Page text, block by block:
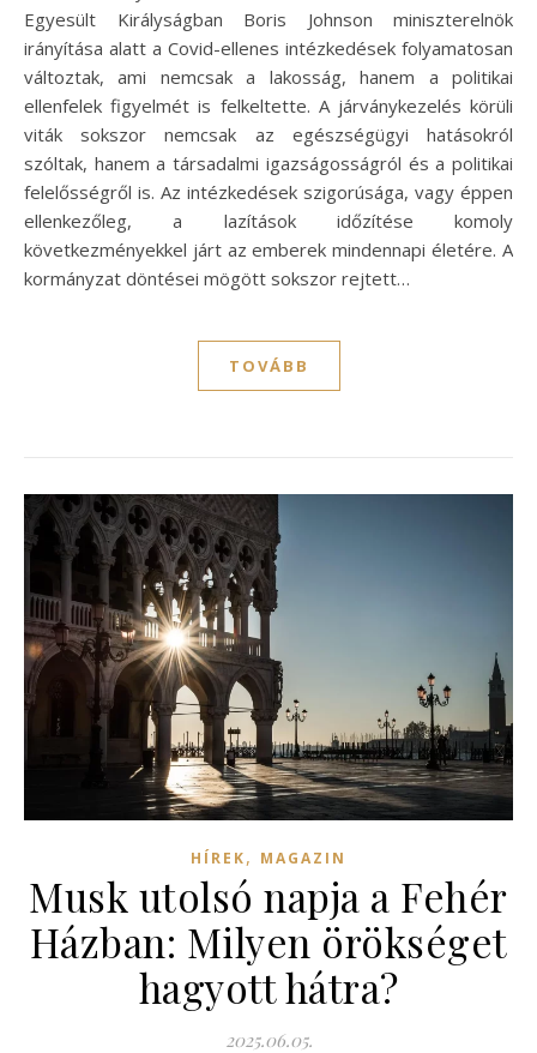
Egyesült Királyságban Boris Johnson miniszterelnök
irányítása alatt a Covid-ellenes intézkedések folyamatosan
változtak, ami nemcsak a lakosság, hanem a politikai
ellenfelek figyelmét is felkeltette. A járványkezelés körüli
viták sokszor nemcsak az egészségügyi hatásokról
szóltak, hanem a társadalmi igazságosságról és a politikai
felelősségről is. Az intézkedések szigorúsága, vagy éppen
ellenkezőleg, a lazítások időzítése komoly
következményekkel járt az emberek mindennapi életére. A
kormányzat döntései mögött sokszor rejtett…
TOVÁBB
HÍREK, MAGAZIN
Musk utolsó napja a Fehér
Házban: Milyen örökséget
hagyott hátra?
2025.06.05.